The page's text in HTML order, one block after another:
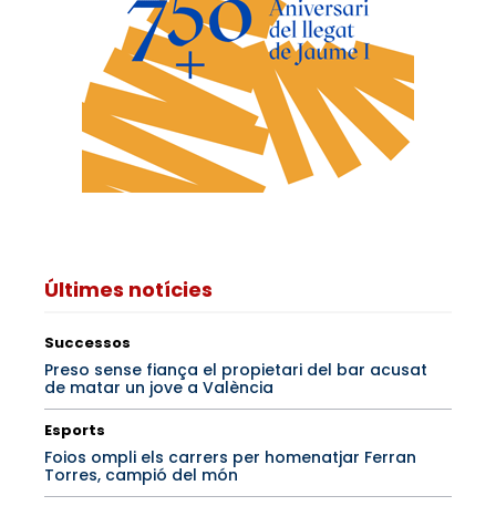
Últimes notícies
Successos
Preso sense fiança el propietari del bar acusat
de matar un jove a València
Esports
Foios ompli els carrers per homenatjar Ferran
Torres, campió del món